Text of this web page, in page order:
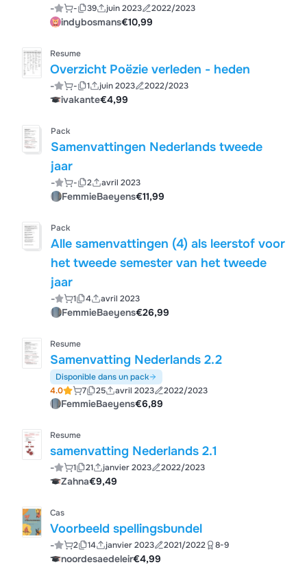
- - 39 juin 2023 2022/2023
indybosmans€10,99
Resume
Overzicht Poëzie verleden - heden
- - 1 juin 2023 2022/2023
ivakante€4,99
Pack
Samenvattingen Nederlands tweede
jaar
- - 2 avril 2023
FemmieBaeyens€11,99
Pack
Alle samenvattingen (4) als leerstof voor
het tweede semester van het tweede
jaar
- 1 4 avril 2023
FemmieBaeyens€26,99
Resume
Samenvatting Nederlands 2.2
Disponible dans un pack
4.0
7 25 avril 2023 2022/2023
FemmieBaeyens€6,89
Resume
samenvatting Nederlands 2.1
- 1 21 janvier 2023 2022/2023
Zahna€9,49
Cas
Voorbeeld spellingsbundel
- 2 14 janvier 2023 2021/2022 8-9
noordesaedeleir€4,99